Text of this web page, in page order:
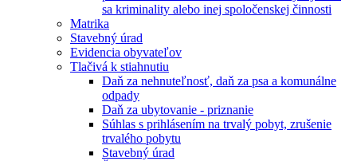
sa kriminality alebo inej spoločenskej činnosti
Matrika
Stavebný úrad
Evidencia obyvateľov
Tlačivá k stiahnutiu
Daň za nehnuteľnosť, daň za psa a komunálne
odpady
Daň za ubytovanie - priznanie
Súhlas s prihlásením na trvalý pobyt, zrušenie
trvalého pobytu
Stavebný úrad